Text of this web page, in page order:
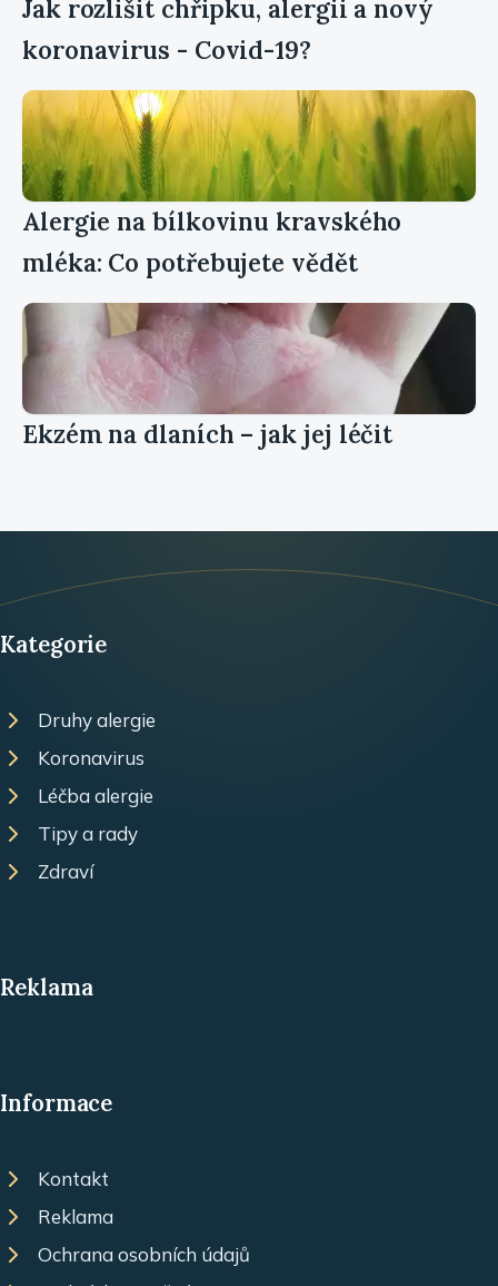
Jak rozlišit chřipku, alergii a nový
koronavirus - Covid-19?
Alergie na bílkovinu kravského
mléka: Co potřebujete vědět
Ekzém na dlaních – jak jej léčit
Kategorie
Druhy alergie
Koronavirus
Léčba alergie
Tipy a rady
Zdraví
Reklama
Informace
Kontakt
Reklama
Ochrana osobních údajů